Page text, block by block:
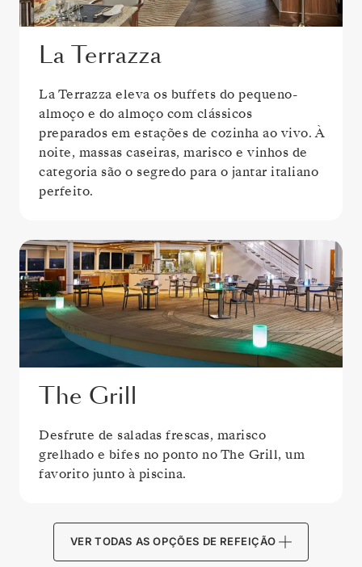
La Terrazza
La Terrazza eleva os buffets do pequeno-
almoço e do almoço com clássicos
preparados em estações de cozinha ao vivo. À
noite, massas caseiras, marisco e vinhos de
categoria são o segredo para o jantar italiano
perfeito.
The Grill
Desfrute de saladas frescas, marisco
grelhado e bifes no ponto no The Grill, um
favorito junto à piscina.
VER TODAS AS OPÇÕES DE REFEIÇÃO